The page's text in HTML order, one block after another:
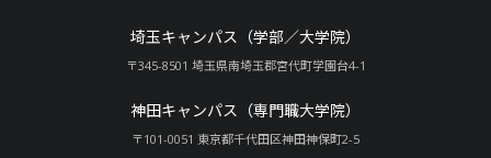
埼玉キャンパス（学部／大学院）
〒345-8501 埼玉県南埼玉郡宮代町学園台4-1
神田キャンパス（専門職大学院）
〒101-0051 東京都千代田区神田神保町2-5